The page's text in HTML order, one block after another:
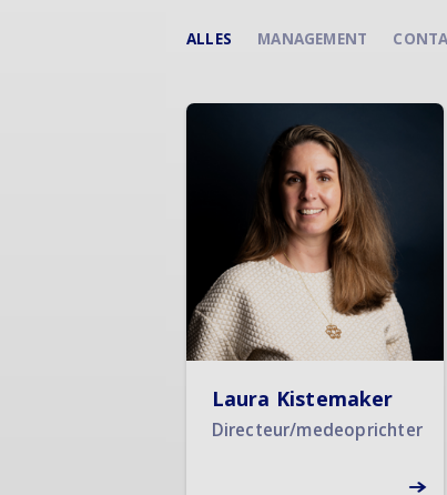
ALLES MANAGEMENT
Laura Kistemaker
Directeur/medeoprichter